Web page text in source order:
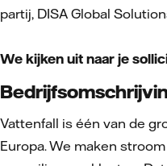
partij, DISA Global
We kijken uit naar je
Vattenfall is één van de
Europa. We maken